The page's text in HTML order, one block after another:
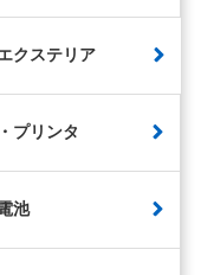
クステリア
プリンタ
池